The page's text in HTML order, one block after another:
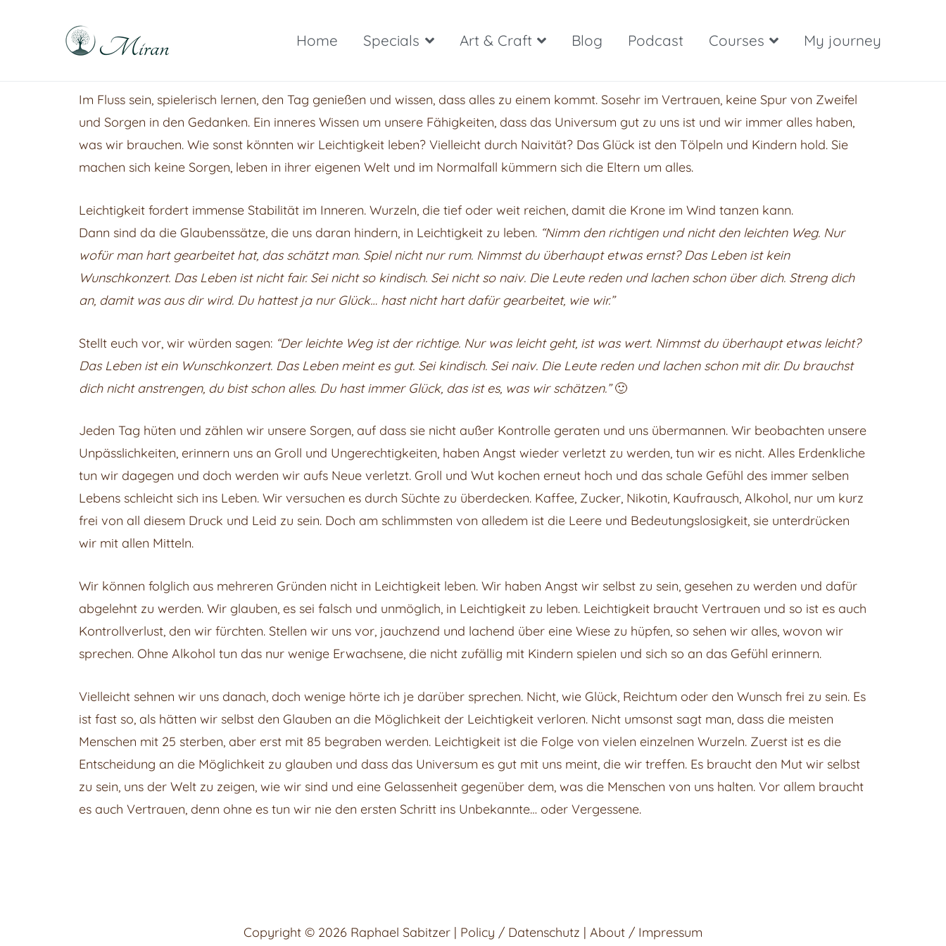
Silence, Florescence, Being
Home Specials Art & Craft Blog Podcast Courses My journey
Im Fluss sein, spielerisch lernen, den Tag genießen und wissen, dass alles zu einem kommt. Sosehr im Vertrauen, keine Spur von Zweifel
und Sorgen in den Gedanken. Ein inneres Wissen um unsere Fähigkeiten, dass das Universum gut zu uns ist und wir immer alles haben,
was wir brauchen. Wie sonst könnten wir Leichtigkeit leben? Vielleicht durch Naivität? Das Glück ist den Tölpeln und Kindern hold. Sie
machen sich keine Sorgen, leben in ihrer eigenen Welt und im Normalfall kümmern sich die Eltern um alles.
Leichtigkeit fordert immense Stabilität im Inneren. Wurzeln, die tief oder weit reichen, damit die Krone im Wind tanzen kann.
Dann sind da die Glaubenssätze, die uns daran hindern, in Leichtigkeit zu leben. “Nimm den richtigen und nicht den leichten Weg. Nur
wofür man hart gearbeitet hat, das schätzt man. Spiel nicht nur rum. Nimmst du überhaupt etwas ernst? Das Leben ist kein
Wunschkonzert. Das Leben ist nicht fair. Sei nicht so kindisch. Sei nicht so naiv. Die Leute reden und lachen schon über dich. Streng dich
an, damit was aus dir wird. Du hattest ja nur Glück… hast nicht hart dafür gearbeitet, wie wir.”
Stellt euch vor, wir würden sagen: “Der leichte Weg ist der richtige. Nur was leicht geht, ist was wert. Nimmst du überhaupt etwas leicht?
Das Leben ist ein Wunschkonzert. Das Leben meint es gut. Sei kindisch. Sei naiv. Die Leute reden und lachen schon mit dir. Du brauchst
dich nicht anstrengen, du bist schon alles. Du hast immer Glück, das ist es, was wir schätzen.”🙂
Jeden Tag hüten und zählen wir unsere Sorgen, auf dass sie nicht außer Kontrolle geraten und uns übermannen. Wir beobachten unsere
Unpässlichkeiten, erinnern uns an Groll und Ungerechtigkeiten, haben Angst wieder verletzt zu werden, tun wir es nicht. Alles Erdenkliche
tun wir dagegen und doch werden wir aufs Neue verletzt. Groll und Wut kochen erneut hoch und das schale Gefühl des immer selben
Lebens schleicht sich ins Leben. Wir versuchen es durch Süchte zu überdecken. Kaffee, Zucker, Nikotin, Kaufrausch, Alkohol, nur um kurz
frei von all diesem Druck und Leid zu sein. Doch am schlimmsten von alledem ist die Leere und Bedeutungslosigkeit, sie unterdrücken
wir mit allen Mitteln.
Wir können folglich aus mehreren Gründen nicht in Leichtigkeit leben. Wir haben Angst wir selbst zu sein, gesehen zu werden und dafür
abgelehnt zu werden. Wir glauben, es sei falsch und unmöglich, in Leichtigkeit zu leben. Leichtigkeit braucht Vertrauen und so ist es auch
Kontrollverlust, den wir fürchten. Stellen wir uns vor, jauchzend und lachend über eine Wiese zu hüpfen, so sehen wir alles, wovon wir
sprechen. Ohne Alkohol tun das nur wenige Erwachsene, die nicht zufällig mit Kindern spielen und sich so an das Gefühl erinnern.
Vielleicht sehnen wir uns danach, doch wenige hörte ich je darüber sprechen. Nicht, wie Glück, Reichtum oder den Wunsch frei zu sein. Es
ist fast so, als hätten wir selbst den Glauben an die Möglichkeit der Leichtigkeit verloren. Nicht umsonst sagt man, dass die meisten
Menschen mit 25 sterben, aber erst mit 85 begraben werden. Leichtigkeit ist die Folge von vielen einzelnen Wurzeln. Zuerst ist es die
Entscheidung an die Möglichkeit zu glauben und dass das Universum es gut mit uns meint, die wir treffen. Es braucht den Mut wir selbst
zu sein, uns der Welt zu zeigen, wie wir sind und eine Gelassenheit gegenüber dem, was die Menschen von uns halten. Vor allem braucht
es auch Vertrauen, denn ohne es tun wir nie den ersten Schritt ins Unbekannte… oder Vergessene.
Copyright © 2026 Raphael Sabitzer | Policy / Datenschutz | About / Impressum